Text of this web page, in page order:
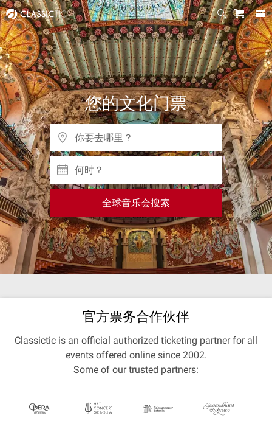
您的文化门票
何时？
全球音乐会搜索
官方票务合作伙伴
Classictic is an official authorized ticketing partner for all
events offered online since 2002.
Some of our trusted partners: